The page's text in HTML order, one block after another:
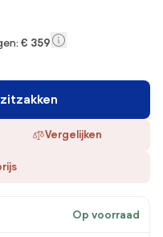
€ 359
Vergelijken
Op voorraad